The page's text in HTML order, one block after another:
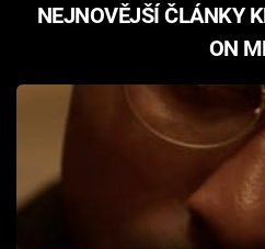
Filmy
Seriály
NEJNOVĚJŠÍ ČLÁNKY
ON